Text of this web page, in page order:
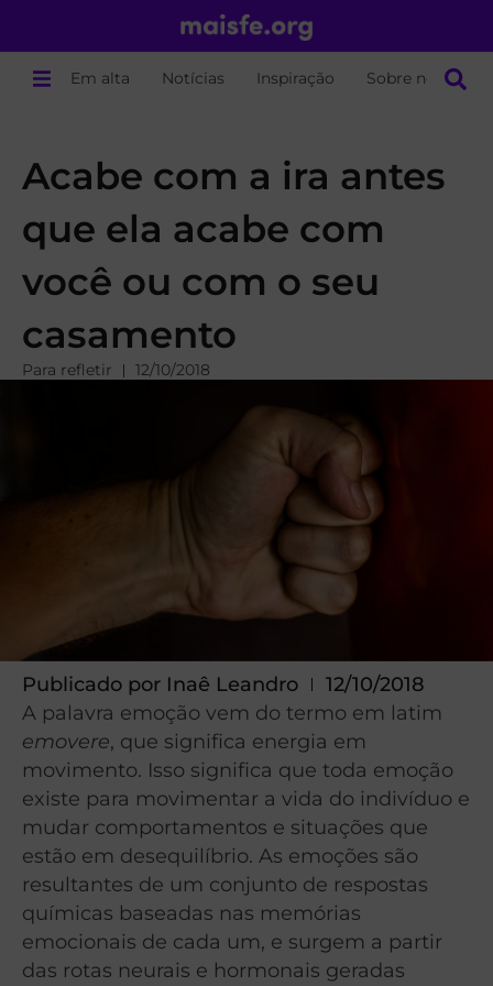
Em alta Notícias Inspiração Sobre nós
Acabe com a ira antes
que ela acabe com
você ou com o seu
casamento
Para refletir 12/10/2018
Publicado por Inaê Leandro
12/10/2018
A palavra emoção vem do termo em latim
emovere, que significa energia em
movimento. Isso significa que toda emoção
existe para movimentar a vida do indivíduo e
mudar comportamentos e situações que
estão em desequilíbrio. As emoções são
resultantes de um conjunto de respostas
químicas baseadas nas memórias
emocionais de cada um, e surgem a partir
das rotas neurais e hormonais geradas